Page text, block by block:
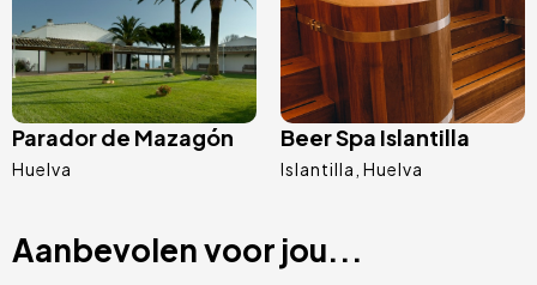
Parador de Mazagón
Huelva
Beer Spa Islantilla
Islantilla Huelva
Aanbevolen voor jou...